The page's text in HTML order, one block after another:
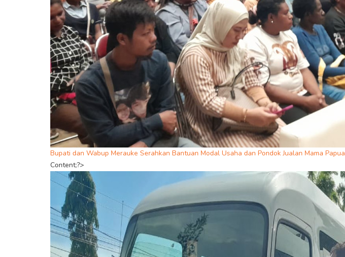
Bupati dan Wabup Merauke Serahkan Bantuan Modal Usaha dan Pondok Jualan Mama Papua
Content;?>